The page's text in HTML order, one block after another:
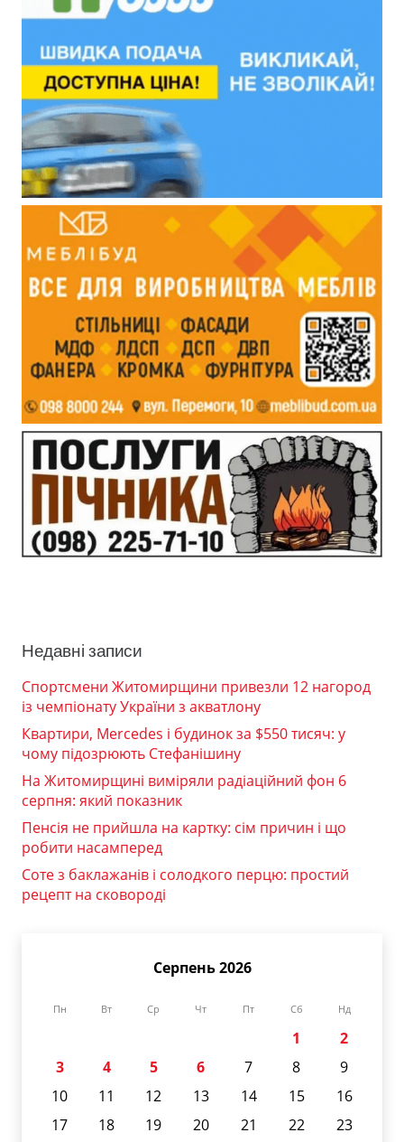
Недавні записи
Спортсмени Житомирщини привезли 12 нагород
із чемпіонату України з акватлону
Квартири, Mercedes і будинок за $550 тисяч: у
чому підозрюють Стефанішину
На Житомирщині виміряли радіаційний фон 6
серпня: який показник
Пенсія не прийшла на картку: сім причин і що
робити насамперед
Соте з баклажанів і солодкого перцю: простий
рецепт на сковороді
Серпень 2026
Пн Вт Ср Чт Пт Сб Нд
1
2
3
4 5 6 7 8
9
10
11 12 13 14 15
16
17
18 19 20 21 22
23